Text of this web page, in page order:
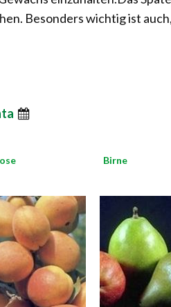
Besonders wichtig ist auch,
Birne